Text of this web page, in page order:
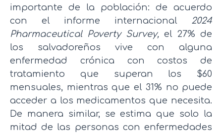
importante de la población: de acuerdo
con el informe internacional 2024
Pharmaceutical Poverty Survey, el 27% de
los salvadoreños vive con alguna
enfermedad crónica con costos de
tratamiento que superan los $60
mensuales, mientras que el 31% no puede
acceder a los medicamentos que necesita.
De manera similar, se estima que solo la
mitad de las personas con enfermedades